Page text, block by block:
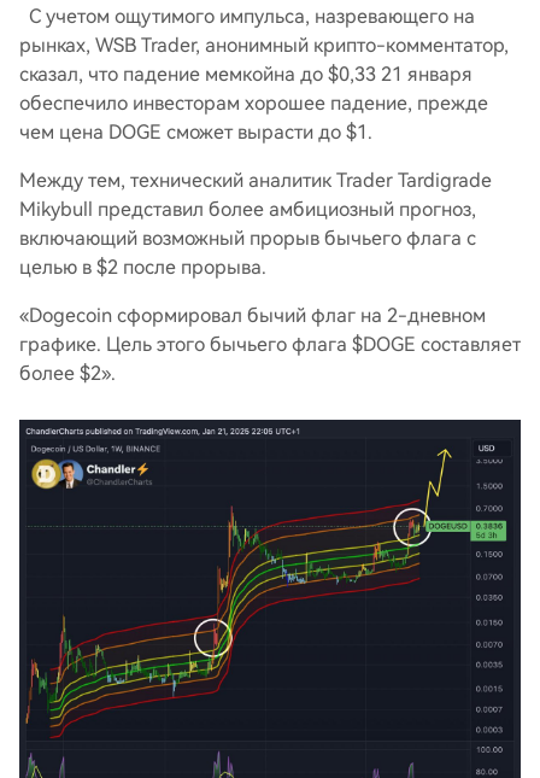
С учетом ощутимого импульса, назревающего на
рынках, WSB Trader, анонимный крипто-комментатор,
сказал, что падение мемкойна до $0,33 21 января
обеспечило инвесторам хорошее падение, прежде
чем цена DOGE сможет вырасти до $1.
Между тем, технический аналитик Trader Tardigrade
Mikybull представил более амбициозный прогноз,
включающий возможный прорыв бычьего флага с
целью в $2 после прорыва.
«Dogecoin сформировал бычий флаг на 2-дневном
графике. Цель этого бычьего флага $DOGE составляет
более $2».